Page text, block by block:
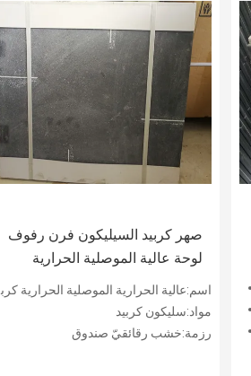
صهر كربيد السيليكون فرن رفوف
لوحة عالية الموصلية الحرارية
اسم:عالية الحرارية الموصلية الحرارية كربيد السيليكون لوحة للفرن
مواد:سليكون كربيد
رزمة:خشب رقائقيّ صندوق